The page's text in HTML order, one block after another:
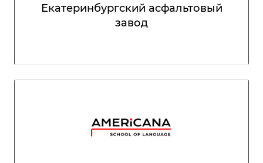
Екатеринбургский асфальтовый
завод